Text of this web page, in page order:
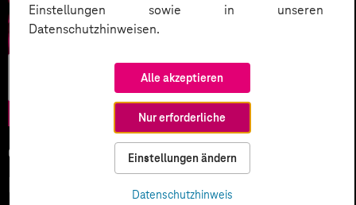
Einstellungen sowie in unseren
Datenschutzhinweisen.
Alle akzeptieren
Nur erforderliche
Einstellungen ändern
Datenschutzhinweis
05.02.2026
KI-Wettlauf 2026: Innovationen,